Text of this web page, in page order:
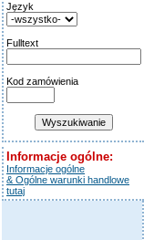
Język
Fulltext
Kod zamówienia
Informacje ogólne:
Informacje ogólne
& Ogólne warunki handlowe
tutaj